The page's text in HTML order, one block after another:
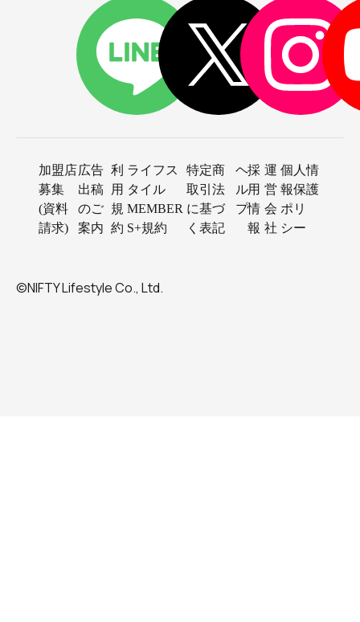
加盟店
募集
(資料
請求)
広告
出稿
のご
案内
利
用
規
約
ライフス
タイル
MEMBER
S+規約
特定商
取引法
に基づ
く表記
ヘ
ル
プ
採
用
情
報
運
営
会
社
個人情
報保護
ポリ
シー
©NIFTY Lifestyle Co., Ltd.